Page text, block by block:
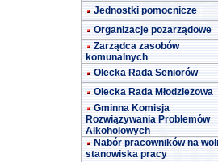
Jednostki pomocnicze
Organizacje pozarządowe
Zarządca zasobów
komunalnych
Olecka Rada Seniorów
Olecka Rada Młodzieżowa
Gminna Komisja
Rozwiązywania Problemów
Alkoholowych
Nabór pracowników na
stanowiska pracy